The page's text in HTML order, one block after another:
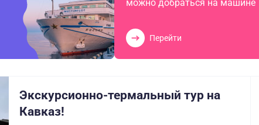
можно добраться на машине
Перейти
Экскурсионно-термальный тур на
Кавказ!